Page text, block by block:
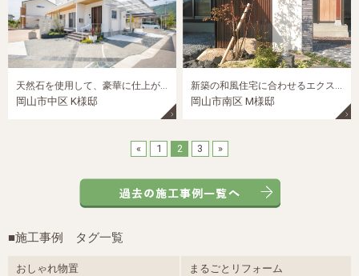
岡山市中区 K様邸 岡山市南区 M様邸
« 1 2 3 »
■施工事例 タグ一覧
おしゃれ物置 まるごとリフォーム